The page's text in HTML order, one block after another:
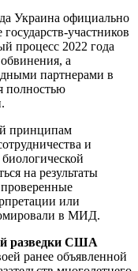
Украина официально
участников
процесс 2022 года
а
партнерами в
полностью
принципам
и
на результаты
или
в МИД.
разведки США
ранее объявленной